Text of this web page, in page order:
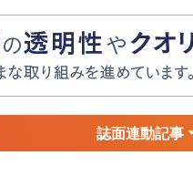
誌面連動記事